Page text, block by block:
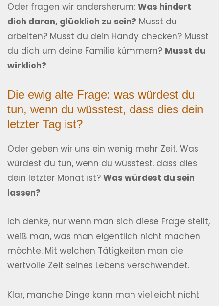
Oder fragen wir andersherum: Was hindert
dich daran, glücklich zu sein? Musst du
arbeiten? Musst du dein Handy checken? Musst
du dich um deine Familie kümmern? Musst du
wirklich?
Die ewig alte Frage: was würdest du
tun, wenn du wüsstest, dass dies dein
letzter Tag ist?
Oder geben wir uns ein wenig mehr Zeit. Was
würdest du tun, wenn du wüsstest, dass dies
dein letzter Monat ist? Was würdest du sein
lassen?
Ich denke, nur wenn man sich diese Frage stellt,
weiß man, was man eigentlich nicht machen
möchte. Mit welchen Tätigkeiten man die
wertvolle Zeit seines Lebens verschwendet.
Klar, manche Dinge kann man vielleicht nicht